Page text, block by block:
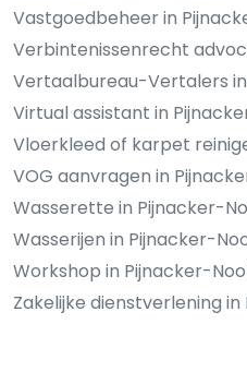
Vastgoedbeheer in
Verbintenissenrecht
Vertaalbureau-Vertalers
Virtual assistant in
Vloerkleed of karpet
VOG aanvragen in
Wasserette in Pijnacker-
Wasserijen in Pijnacker-
Workshop in Pijnacker-
Zakelijke dienstverlening